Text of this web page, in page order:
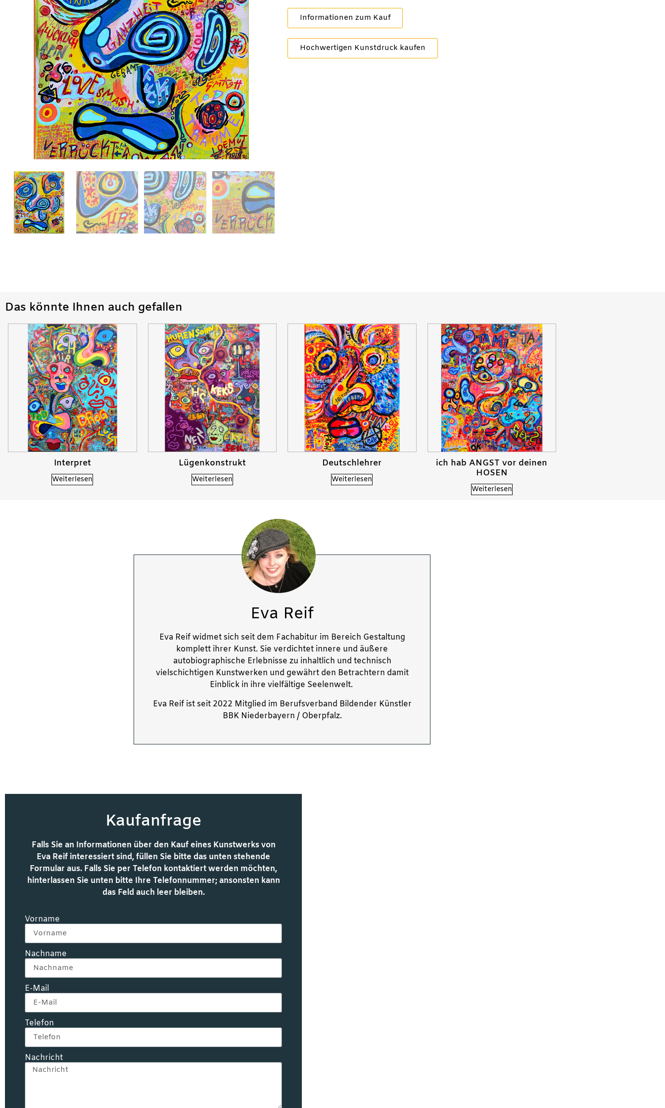
Informationen zum Kauf
Hochwertigen Kunstdruck kaufen
Das könnte Ihnen auch gefallen
Interpret
Weiterlesen
Lügenkonstrukt
Weiterlesen
Deutschlehrer
Weiterlesen
ich hab ANGST vor deinen
HOSEN
Weiterlesen
Eva Reif
Eva Reif widmet sich seit dem Fachabitur im Bereich Gestaltung
komplett ihrer Kunst. Sie verdichtet innere und äußere
autobiographische Erlebnisse zu inhaltlich und technisch
vielschichtigen Kunstwerken und gewährt den Betrachtern damit
Einblick in ihre vielfältige Seelenwelt.
Eva Reif ist seit 2022 Mitglied im Berufsverband Bildender Künstler
BBK Niederbayern / Oberpfalz.
Kaufanfrage
Falls Sie an Informationen über den Kauf eines Kunstwerks von
Eva Reif interessiert sind, füllen Sie bitte das unten stehende
Formular aus. Falls Sie per Telefon kontaktiert werden möchten,
hinterlassen Sie unten bitte Ihre Telefonnummer; ansonsten kann
das Feld auch leer bleiben.
Vorname
Nachname
E-Mail
Telefon
Nachricht